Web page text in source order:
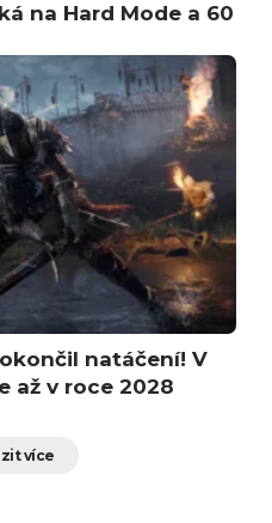
na Hard Mode a 60
natáčení! V
až v roce 2028
více